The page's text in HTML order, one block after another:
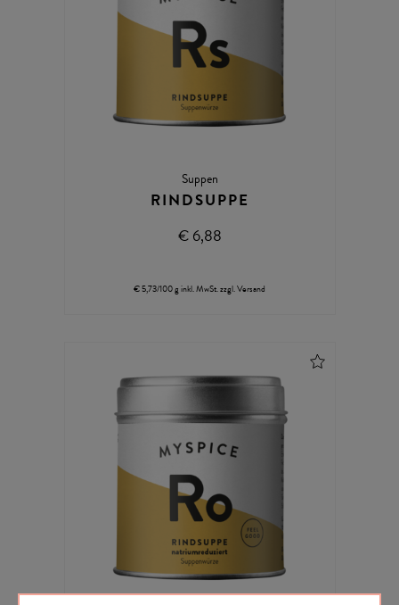
Suppen
RINDSUPPE
€ 6,88
€ 5,73/100 g inkl. MwSt.zzgl.Versand